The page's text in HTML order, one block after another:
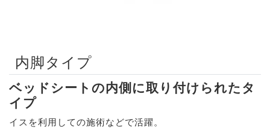
内脚タイプ
ベッドシートの内側に取り付けられたタ
イプ
イスを利用しての施術などで活躍。